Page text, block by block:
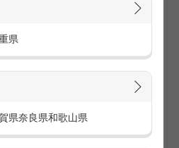
県
県奈良県和歌山県
するお仕事です。
があるからこそ、勤務地も多数あ